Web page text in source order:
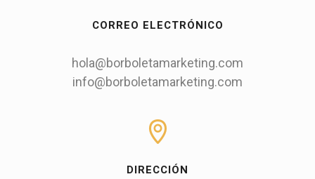
CORREO ELECTRÓNICO
hola@borboletamarketing.com
info@borboletamarketing.com
DIRECCIÓN